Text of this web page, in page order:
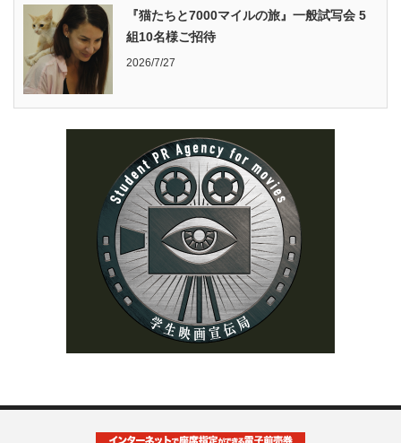
『猫たちと7000マイルの旅』一般試写会 5
組10名様ご招待
2026/7/27